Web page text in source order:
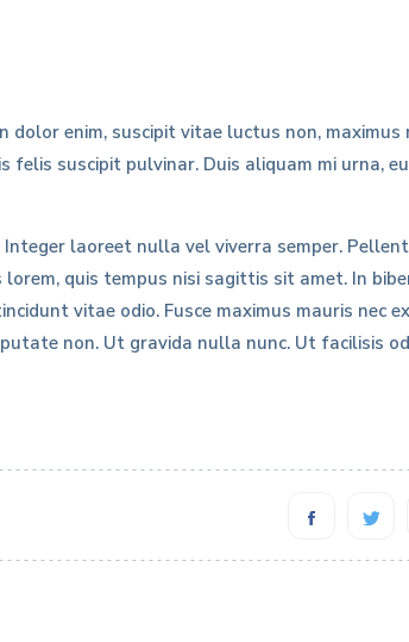
enim, suscipit vitae luctus non, maximus
suscipit pulvinar. Duis aliquam mi urna,
laoreet nulla vel viverra semper.
quis tempus nisi sagittis sit amet. In
vitae odio. Fusce maximus mauris nec
non. Ut gravida nulla nunc. Ut facilisis